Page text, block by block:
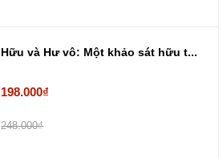
Hữu và Hư vô: Một khảo sát hữu t...
198.000₫
248.000₫